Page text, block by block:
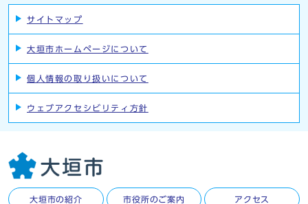
サイトマップ
大垣市ホームページについて
個人情報の取り扱いについて
ウェブアクセシビリティ方針
大垣市の紹介 市役所のご案内 アクセス